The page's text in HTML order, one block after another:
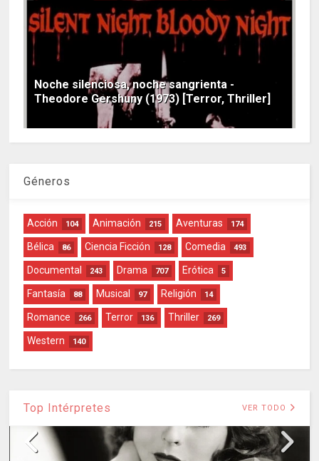
Noche silenciosa, noche sangrienta -
Theodore Gershuny (1973) [Terror, Thriller]
Géneros
Acción 104 Animación 215 Aventuras 174
Bélica 86 Ciencia Ficción 128 Comedia 493
Documental 243 Drama 707 Erótica 5
Fantasía 88 Musical 97 Religión 14
Romance 266 Terror 136 Thriller 269
Western 140
Top Intérpretes VER TODO